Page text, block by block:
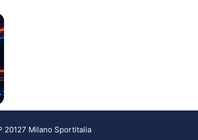
20127 Milano Sportitalia